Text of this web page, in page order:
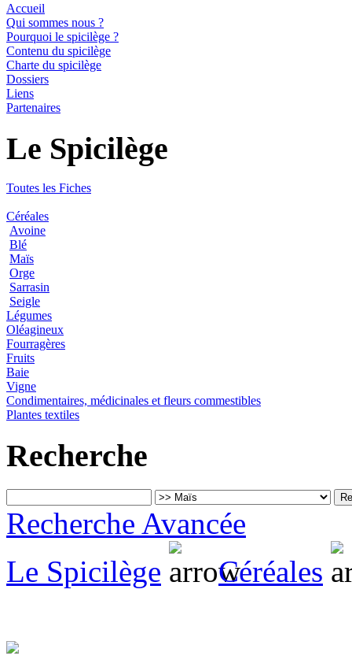
Accueil
Qui sommes nous ?
Pourquoi le spicilège ?
Contenu du spicilège
Charte du spicilège
Dossiers
Liens
Partenaires
Le Spicilège
Toutes les Fiches
Céréales
Avoine
Blé
Maïs
Orge
Sarrasin
Seigle
Légumes
Oléagineux
Fourragères
Fruits
Baie
Vigne
Condimentaires, médicinales et fleurs commestibles
Plantes textiles
Recherche
Recherche Avancée
Le Spicilège
Céréales